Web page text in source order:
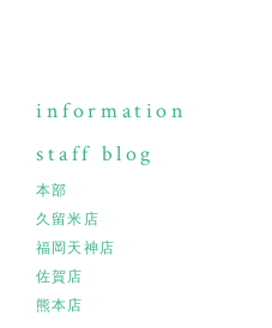
information
staff blog
本部
久留米店
福岡天神店
佐賀店
熊本店